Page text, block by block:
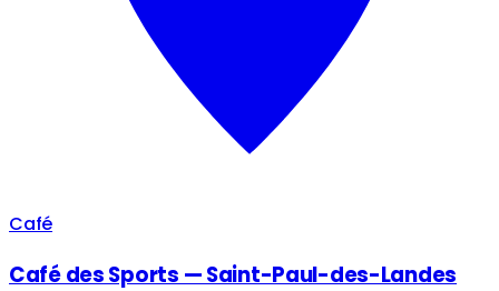
Café
Café des Sports — Saint-Paul-des-Landes